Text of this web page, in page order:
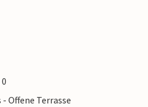
Offene Terrasse